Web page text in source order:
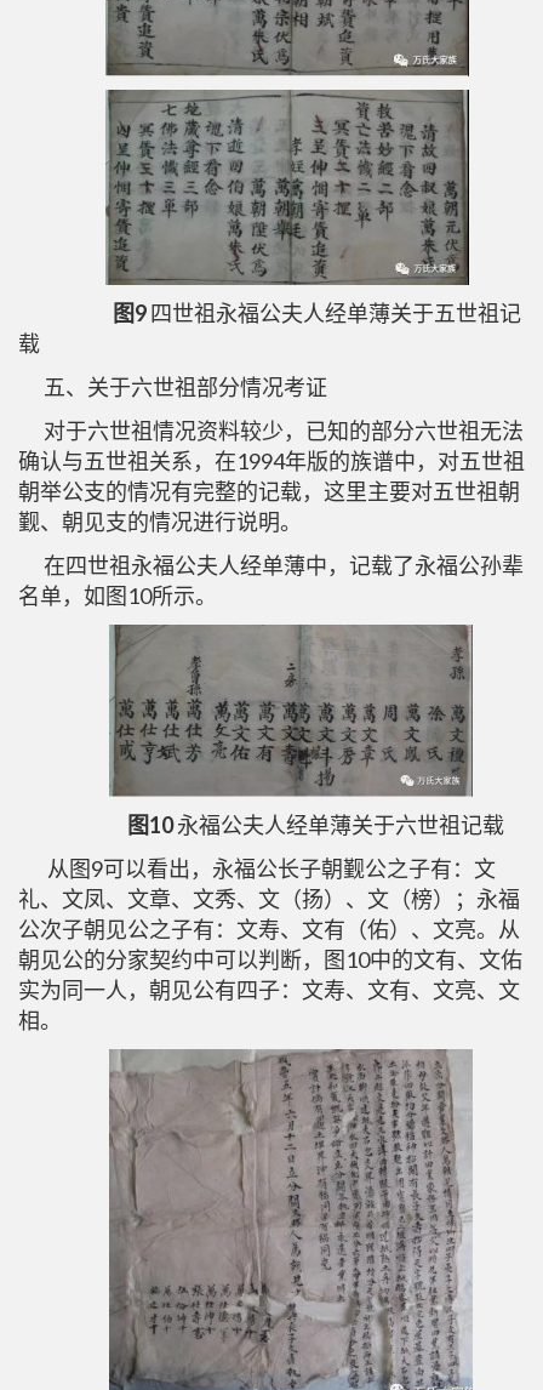
图9四世祖永福公夫人经单薄关于五世祖记
载
五、关于六世祖部分情况考证
对于六世祖情况资料较少，已知的部分六世祖无法
确认与五世祖关系，在1994年版的族谱中，对五世祖
朝举公支的情况有完整的记载，这里主要对五世祖朝
觐、朝见支的情况进行说明。
在四世祖永福公夫人经单薄中，记载了永福公孙辈
名单，如图10所示。
图10永福公夫人经单薄关于六世祖记载
从图9可以看出，永福公长子朝觐公之子有：文
礼、文凤、文章、文秀、文（扬）、文（榜）；永福
公次子朝见公之子有：文寿、文有（佑）、文亮。从
朝见公的分家契约中可以判断，图10中的文有、文佑
实为同一人，朝见公有四子：文寿、文有、文亮、文
相。